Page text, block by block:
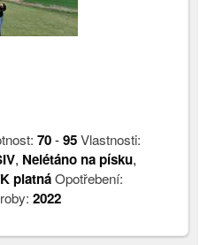
70-95Vlastnosti:
, Nelétáno na písku,
platnáOpotřebení:
2022